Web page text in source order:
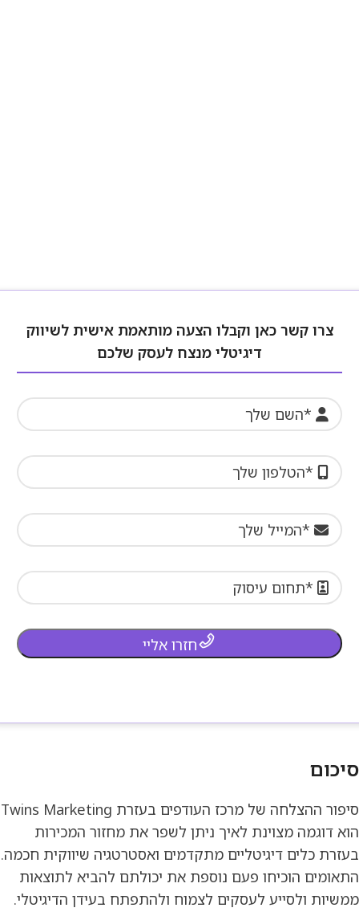
צרו קשר כאן וקבלו הצעה מותאמת אישית לשיווק
דיגיטלי מנצח לעסק שלכם
חזרו אליי
סיכום
סיפור ההצלחה של מרכז העודפים בעזרת Twins Marketing
הוא דוגמה מצוינת לאיך ניתן לשפר את מחזור המכירות
בעזרת כלים דיגיטליים מתקדמים ואסטרטגיה שיווקית חכמה.
התאומים הוכיחו פעם נוספת את יכולתם להביא לתוצאות
ממשיות ולסייע לעסקים לצמוח ולהתפתח בעידן הדיגיטלי.